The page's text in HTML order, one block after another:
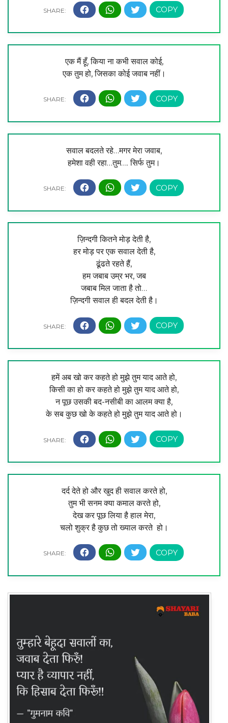
एक मैं हूँ, किया ना कभी सवाल कोई,
एक तुम हो, जिसका कोई जवाब नहीं।
सवाल बदलते रहे…मगर मेरा जवाब,
हमेशा वही रहा…तुम…. सिर्फ तुम।
ज़िन्दगी कितने मोड़ देती है,
हर मोड़ पर एक सवाल देती है,
ढूंढते रहते हैं,
हम जबाब उम्र भर, जब
जबाब मिल जाता है तो…
ज़िन्दगी सवाल ही बदल देती है।
हमें अब खो कर कहते हो मुझे तुम याद आते हो,
किसी का हो कर कहते हो मुझे तुम याद आते हो,
न पूछ उसकी बद-नसीबी का आलम क्या है,
के सब कुछ खो के कहते हो मुझे तुम याद आते हो।
दर्द देते हो और खुद ही सवाल करते हो,
तुम भी सनम क्या कमाल करते हो,
देख कर पूछ लिया है हाल मेरा,
चलो शुक्र है कुछ तो ख्याल करते हो।